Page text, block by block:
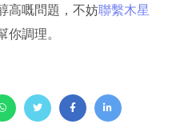
高嘅問題，不妨聯繫木星
你調理。